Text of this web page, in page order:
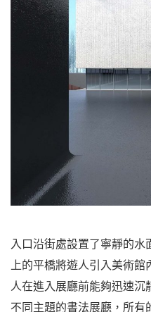
入口沿街處設置了寧靜的
上的平橋將遊人引入美術
人在進入展廳前能夠迅速
不同主題的書法展廳，所有